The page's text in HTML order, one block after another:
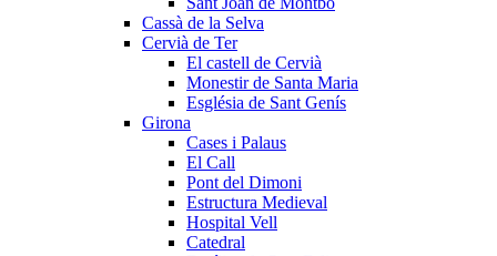
Cassà de la Selva
Cervià de Ter
El castell de Cervià
Monestir de Santa Maria
Església de Sant Genís
Girona
Cases i Palaus
El Call
Pont del Dimoni
Estructura Medieval
Hospital Vell
Catedral